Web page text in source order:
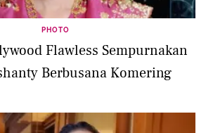
PHOTO
Flawless Sempurnakan
Berbusana Komering